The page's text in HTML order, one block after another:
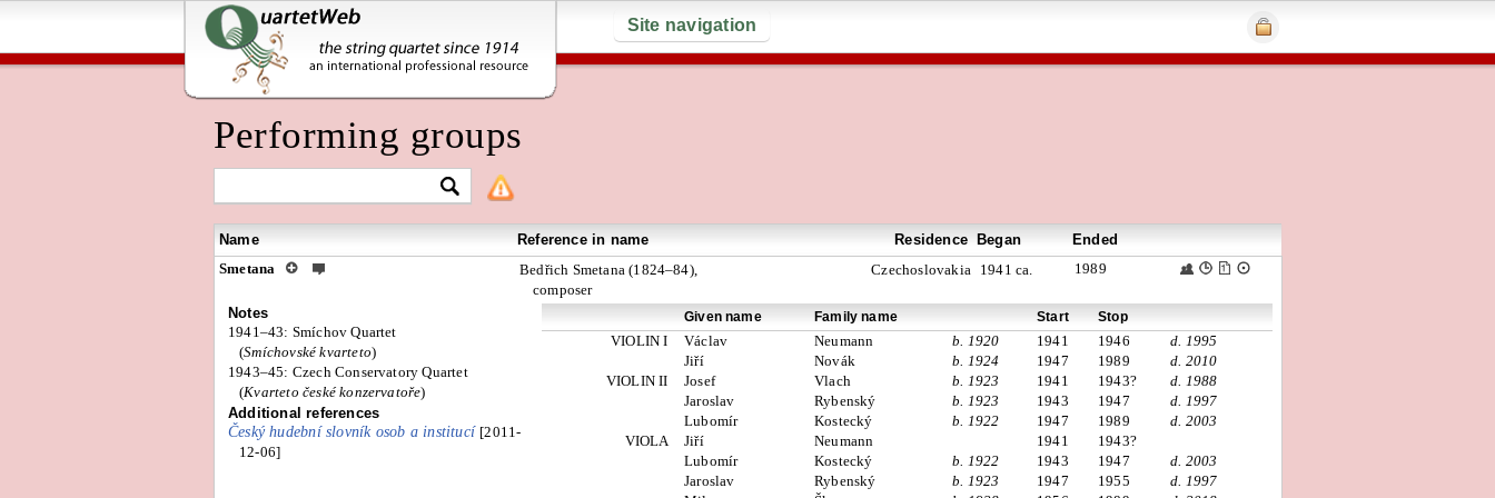
Site navigation
Performing groups
Name Reference in name Residence Began
Ended
Smetana
Bedřich Smetana (1824–84),
composer
Czechoslovakia 1941 ca. 1989
Notes
1941–43: Smíchov Quartet
(Smíchovské kvarteto)
1943–45: Czech Conservatory Quartet
(Kvarteto české konzervatoře)
Additional references
Český hudební slovník osob a institucí [2011-
12-06]
Given name Family name Start Stop
VIOLIN I Václav Neumann b. 1920 1941 1946
d. 1995
Jiří
Novák b. 1924 1947 1989
d. 2010
VIOLIN II
Josef Vlach b. 1923 1941 1943?
d. 1988
Jaroslav
Rybenský b. 1923 1943 1947
d. 1997
Lubomír
Kostecký b. 1922 1947 1989
d. 2003
VIOLA
Jiří Neumann 1941
1943?
Lubomír
Kostecký b. 1922 1943 1947
d. 2003
Jaroslav
Rybenský b. 1923 1947 1955
d. 1997